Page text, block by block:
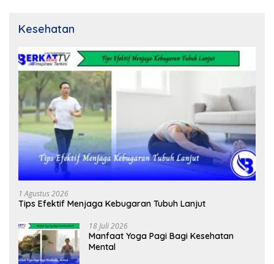
Kesehatan
1 Agustus 2026
Tips Efektif Menjaga Kebugaran Tubuh Lanjut
18 Juli 2026
Manfaat Yoga Pagi Bagi Kesehatan
Mental